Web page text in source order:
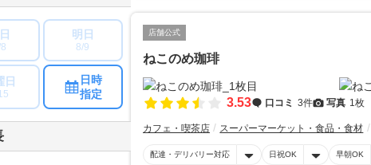
店舗公式
ねこのめ珈琲
3.53 口コミ 3件 写真 1枚
カフェ・喫茶店 スーパーマーケット・食品・食材
配達・デリバリー対応 日祝OK 早朝OK
明日
8/9
日
日時
指定